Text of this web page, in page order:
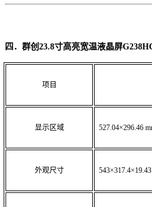
四．群创 23.8寸高亮宽温液晶屏
项目
显示区域 527.04×296.46
外观尺寸